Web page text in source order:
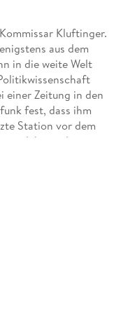
Kluftinger.
aus dem
in die weite Welt
einer Zeitung in den
fest, dass ihm
Station vor dem
der
fotografiert und
Allgäu, studierte
zwei bis zum